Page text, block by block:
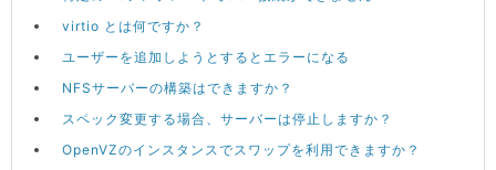
virtio とは何ですか？
ユーザーを追加しようとするとエラーになる
NFSサーバーの構築はできますか？
スペック変更する場合、サーバーは停止しますか？
OpenVZのインスタンスでスワップを利用できますか？